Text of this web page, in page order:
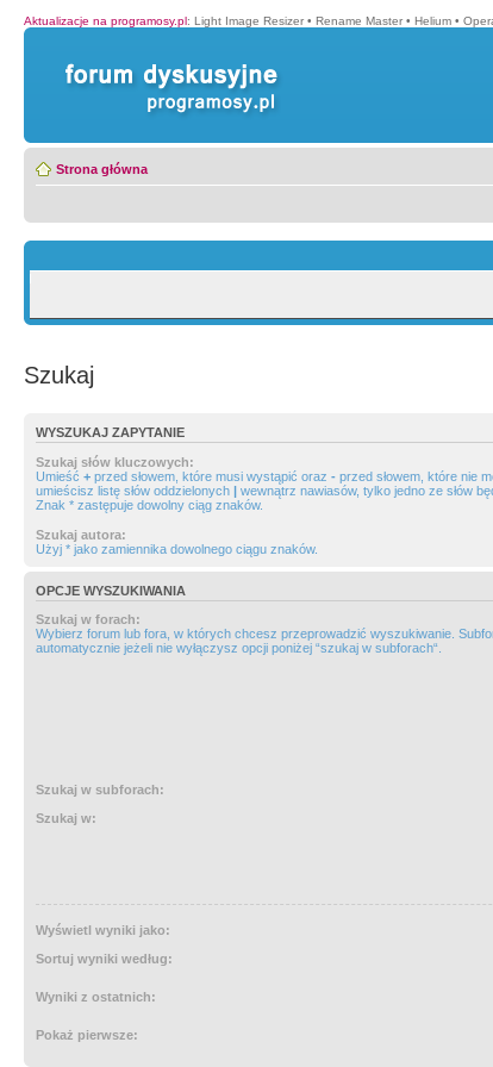
Aktualizacje na programosy.pl: Light Image Resizer • Rename Master • Helium •
Strona główna
Szukaj
WYSZUKAJ ZAPYTANIE
Szukaj słów kluczowych:
Umieść + przed słowem, które musi wystąpić oraz - przed słowem, które nie
umieścisz listę słów oddzielonych | wewnątrz nawiasów, tylko jedno ze słów
Znak * zastępuje dowolny ciąg znaków.
Szukaj autora:
Użyj * jako zamiennika dowolnego ciągu znaków.
OPCJE WYSZUKIWANIA
Szukaj w forach:
Wybierz forum lub fora, w których chcesz przeprowadzić wyszukiwanie.
automatycznie jeżeli nie wyłączysz opcji poniżej “szukaj w subforach“.
Szukaj w subforach:
Szukaj w:
Wyświetl wyniki jako:
Sortuj wyniki według:
Wyniki z ostatnich:
Pokaż pierwsze: